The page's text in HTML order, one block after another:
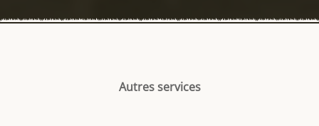
Autres services